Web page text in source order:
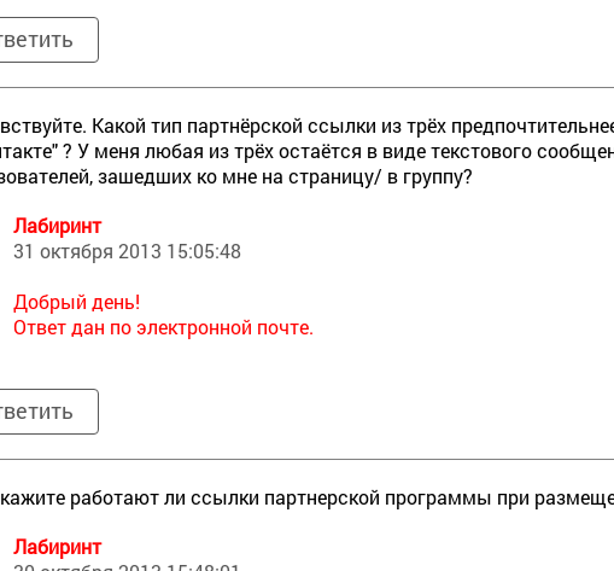
Какой тип партнёрской ссылки из трёх
? У меня любая из трёх остаётся в виде текстового
зашедших ко мне на страницу/ в группу?
Лабиринт
31 октября 2013 15:05:48
Добрый день!
Ответ дан по электронной почте.
работают ли ссылки партнерской программы при
Лабиринт